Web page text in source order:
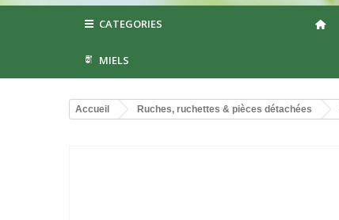
CATEGORIES
MIELS
Accueil Ruches, ruchettes & pièces détachées